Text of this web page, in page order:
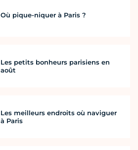
Où pique-niquer à Paris ?
Les petits bonheurs parisiens en
août
Les meilleurs endroits où naviguer
à Paris